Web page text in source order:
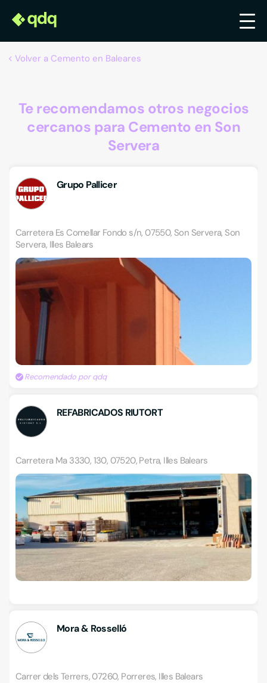
Volver a Cemento en Baleares
Te recomendamos otros negocios
cercanos para Cemento en Son
Servera
Grupo Pallicer
Carretera Es Comellar Fondo s/n, 07550, Son Servera, Son
Servera, Illes Balears
Recomendado por qdq
REFABRICADOS RIUTORT
Carretera Ma 3330, 130, 07520, Petra, Illes Balears
Mora & Rosselló
Carrer dels Terrers, 07260, Porreres, Illes Balears